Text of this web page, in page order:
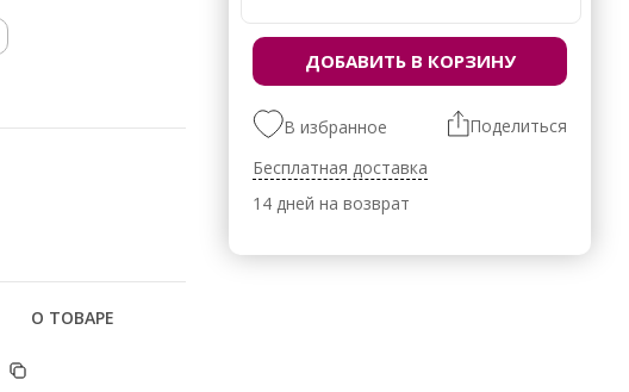
О ТОВАРЕ
ДОБАВИТЬ В КОРЗИНУ
В избранное
Поделиться
Бесплатная доставка
14 дней на возврат